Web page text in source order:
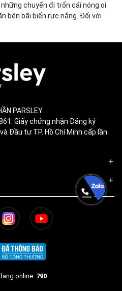
chuyến đi trốn cái nóng oi
bên bãi biển rực nắng. Đối với
PARSLEY
Giấy chứng nhận Đăng ký
Đầu tư TP. Hồ Chí Minh cấp lần
online: 790